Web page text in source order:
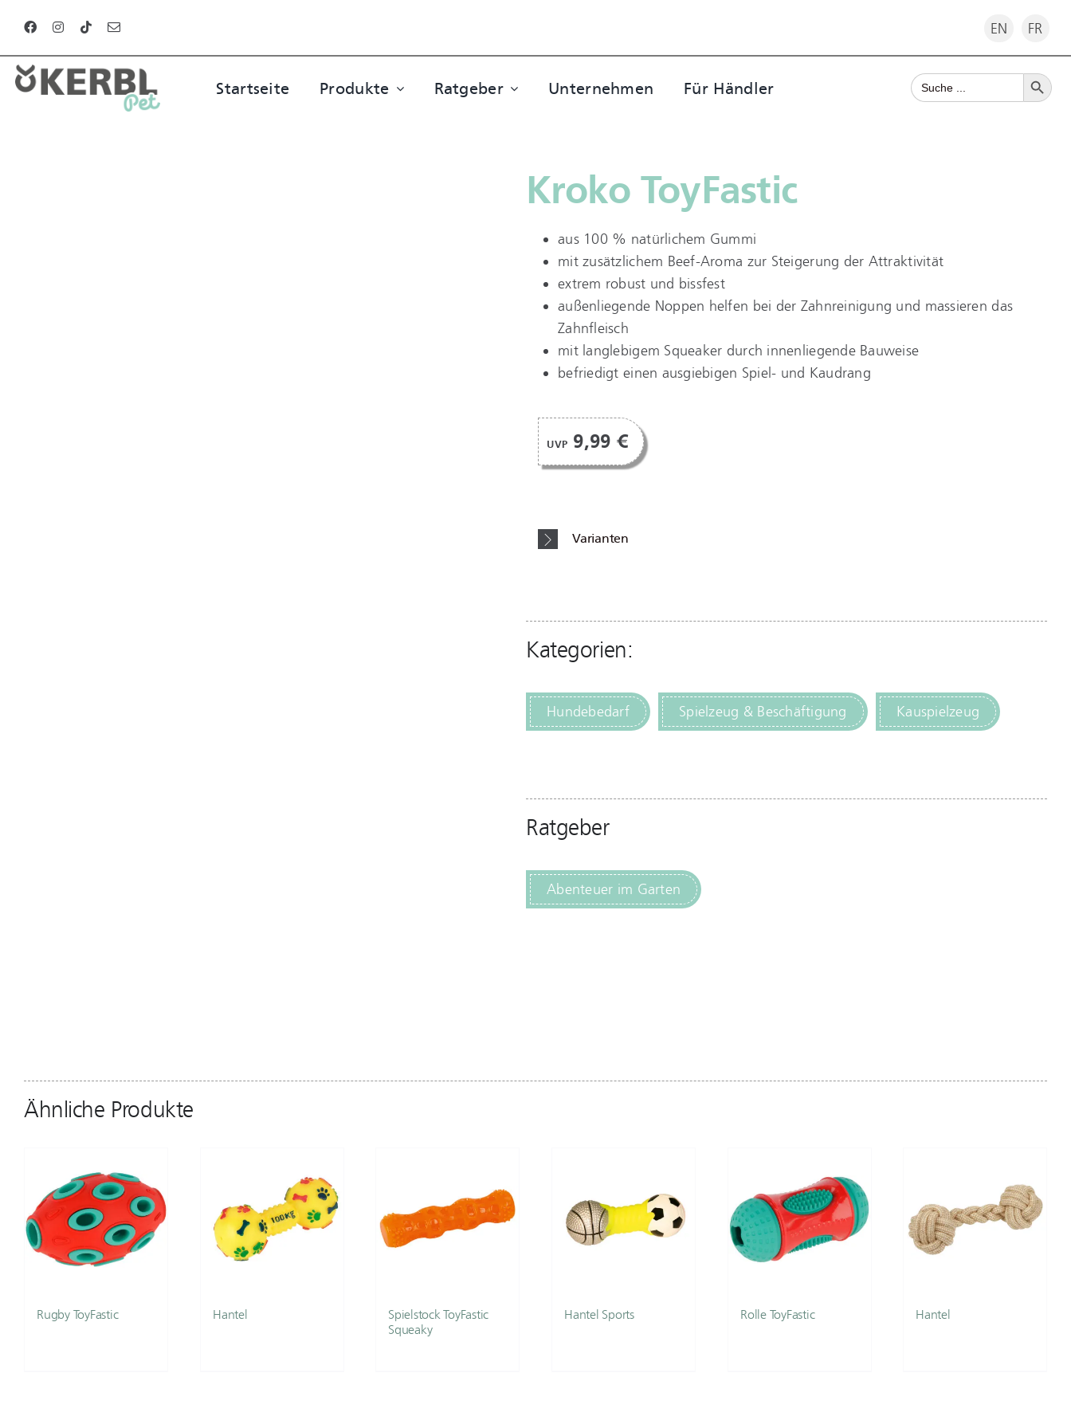
Inhalt
springen
EN FR
Startseite Produkte Ratgeber Unternehmen Für Händler
Search
for:
Search Button
Kroko ToyFastic
aus 100 % natürlichem Gummi
mit zusätzlichem Beef-Aroma zur Steigerung der Attraktivität
extrem robust und bissfest
außenliegende Noppen helfen bei der Zahnreinigung und massieren das
Zahnfleisch
mit langlebigem Squeaker durch innenliegende Bauweise
befriedigt einen ausgiebigen Spiel- und Kaudrang
UVP 9,99 €
Varianten
Kategorien:
Hundebedarf Spielzeug & Beschäftigung Kauspielzeug
Ratgeber
Abenteuer im Garten
Ähnliche Produkte
Rugby ToyFastic Hantel
Spielstock ToyFastic
Squeaky
Hantel Sports Rolle ToyFastic Hantel